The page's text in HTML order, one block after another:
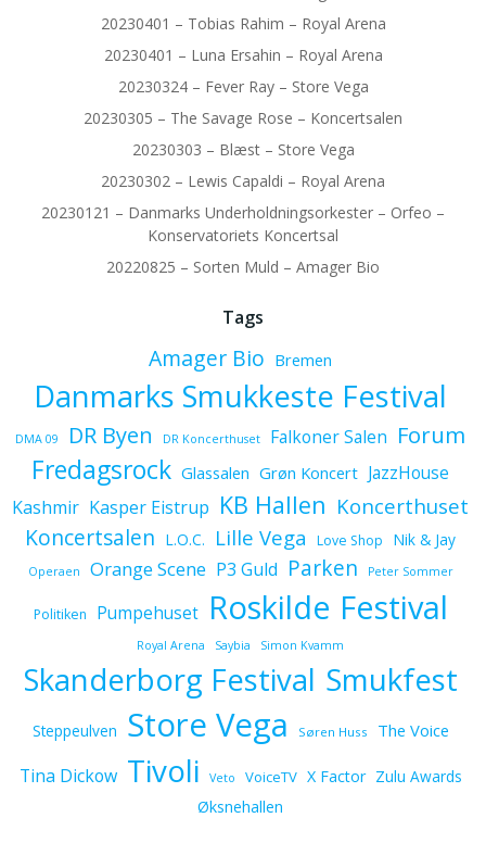
20230401 – Tobias Rahim – Royal Arena
20230401 – Luna Ersahin – Royal Arena
20230324 – Fever Ray – Store Vega
20230305 – The Savage Rose – Koncertsalen
20230303 – Blæst – Store Vega
20230302 – Lewis Capaldi – Royal Arena
20230121 – Danmarks Underholdningsorkester – Orfeo –
Konservatoriets Koncertsal
20220825 – Sorten Muld – Amager Bio
Tags
Amager Bio Bremen
Danmarks Smukkeste Festival
DMA 09 DR Byen DR Koncerthuset Falkoner Salen Forum
Fredagsrock Glassalen Grøn Koncert JazzHouse
Kashmir Kasper Eistrup KB Hallen Koncerthuset
Koncertsalen L.O.C. Lille Vega Love Shop Nik & Jay
Operaen Orange Scene P3 Guld Parken Peter Sommer
Politiken Pumpehuset Roskilde Festival
Royal Arena Saybia Simon Kvamm
Skanderborg Festival Smukfest
Steppeulven Store Vega Søren Huss The Voice
Tina Dickow Tivoli Veto VoiceTV X Factor Zulu Awards
Øksnehallen